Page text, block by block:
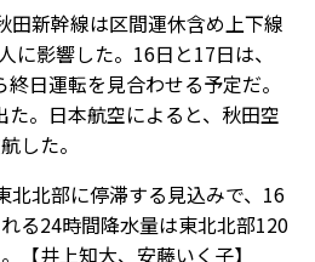
田新幹線は区間運休含め上下線
に影響した。16日と17日は、
日運転を見合わせる予定だ。
。日本航空によると、秋田空
した。
北部に停滞する見込みで、16
る24時間降水量は東北北部120
【井上知大、安藤いく子】